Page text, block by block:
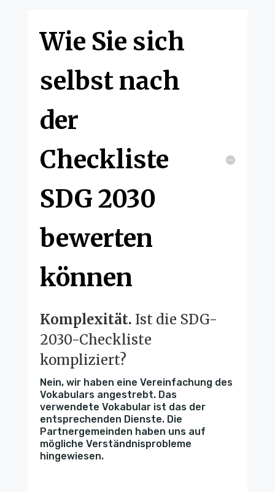
Wie Sie sich
selbst nach
der
Checkliste
SDG 2030
bewerten
können
Komplexität. Ist die SDG-
2030-Checkliste
kompliziert?
Nein, wir haben eine Vereinfachung des
Vokabulars angestrebt. Das
verwendete Vokabular ist das der
entsprechenden Dienste. Die
Partnergemeinden haben uns auf
mögliche Verständnisprobleme
hingewiesen.